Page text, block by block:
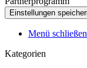
Menü schließen
Kategorien